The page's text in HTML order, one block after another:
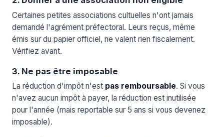
Certaines petites associations cultuelles n'ont jamais
demandé l'agrément préfectoral. Leurs reçus, même
émis sur du papier officiel, ne valent rien fiscalement.
Vérifiez avant.
3. Ne pas être imposable
La réduction d'impôt n'est pas remboursable. Si vous
n'avez aucun impôt à payer, la réduction est inutilisée
pour l'année (mais reportable sur 5 ans si vous devenez
imposable).